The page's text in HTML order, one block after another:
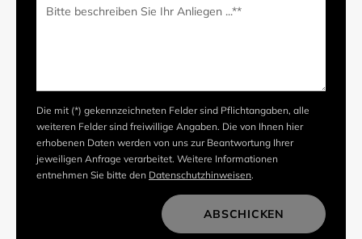
Die mit (*) gekennzeichneten Felder sind Pflichtangaben, alle
weiteren Felder sind freiwillige Angaben. Die von Ihnen hier
erhobenen Daten werden von uns zur Beantwortung Ihrer
jeweiligen Anfrage verarbeitet. Weitere Informationen
entnehmen Sie bitte den Datenschutzhinweisen.
ABSCHICKEN